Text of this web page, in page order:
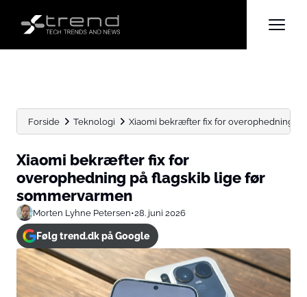
Forside Teknologi Xiaomi bekræfter fix for overophedning
Xiaomi bekræfter fix for
overophedning på flagskib lige før
sommervarmen
Morten Lyhne Petersen•28. juni 2026
Følg trend.dk på Google